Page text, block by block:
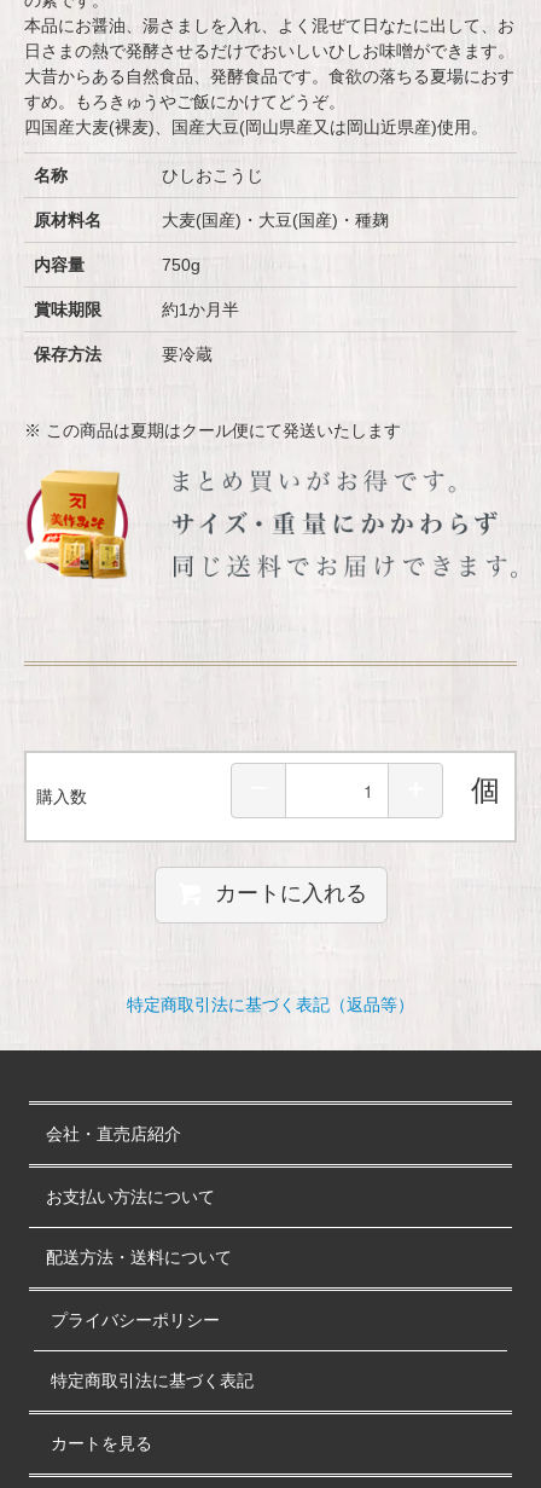
本品にお醤油、湯さましを入れ、よく混ぜて日なたに出して、お
日さまの熱で発酵させるだけでおいしいひしお味噌ができます。
大昔からある自然食品、発酵食品です。食欲の落ちる夏場におす
すめ。もろきゅうやご飯にかけてどうぞ。
四国産大麦(裸麦)、国産大豆(岡山県産又は岡山近県産)使用。
名称 ひしおこうじ
原材料名 大麦(国産)・大豆(国産)・種麹
内容量 750g
賞味期限 約1か月半
保存方法 要冷蔵
※ この商品は夏期はクール便にて発送いたします
購入数 個
カートに入れる
特定商取引法に基づく表記（返品等）
会社・直売店紹介
お支払い方法について
配送方法・送料について
プライバシーポリシー
特定商取引法に基づく表記
カートを見る